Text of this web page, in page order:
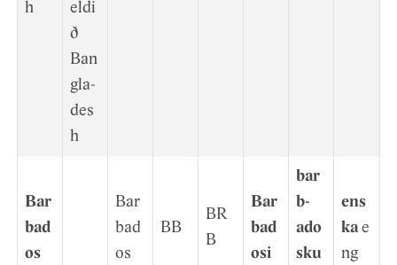
h
eldi
ð
Ban
gla­
des
h
Bar
bad
os
Bar
bad
os
BB
BR
B
Bar
bad
osi
bar
b­
ado
sku
ens
ka e
ng